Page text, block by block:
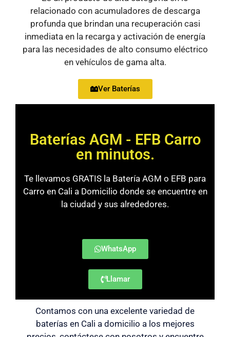
relacionado con acumuladores de descarga
profunda que brindan una recuperación casi
inmediata en la recarga y activación de energía
para las necesidades de alto consumo eléctrico
en vehículos de gama alta.
Ver Baterías
Baterías AGM - EFB Carro
en minutos.
Te llevamos GRATIS la Batería AGM o EFB para
Carro en Cali a Domicilio donde se encuentre en
la ciudad y sus alrededores.
WhatsApp
Llamar
Contamos con una excelente variedad de
baterías en Cali a domicilio a los mejores